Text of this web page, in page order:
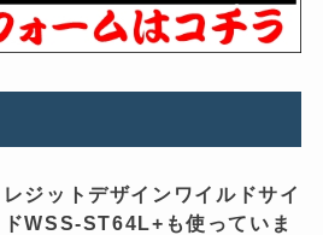
レジットデザインワイルドサイ
ドWSS-ST64L+も使っていま